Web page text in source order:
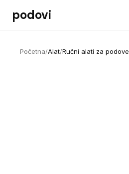
Preskoči na sadržaj
podovi
Početna/Alat/Ručni alati za podove